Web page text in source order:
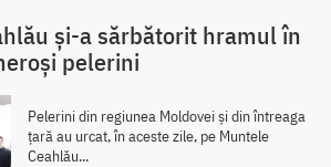
și-a sărbătorit hramul în
pelerini
Pelerini din regiunea Moldovei și din întreaga
țară au urcat, în aceste zile, pe Muntele
Ceahlău...